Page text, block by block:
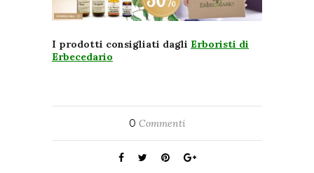
I prodotti consigliati dagli Erboristi di
Erbecedario
0 Commenti